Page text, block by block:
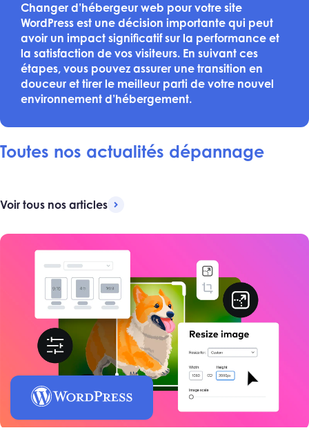
Changer d’hébergeur web pour votre site
WordPress est une décision importante qui peut
avoir un impact significatif sur la performance et
la satisfaction de vos visiteurs. En suivant ces
étapes, vous pouvez assurer une transition en
douceur et tirer le meilleur parti de votre nouvel
environnement d’hébergement.
Toutes nos actualités dépannage
Voir tous nos articles